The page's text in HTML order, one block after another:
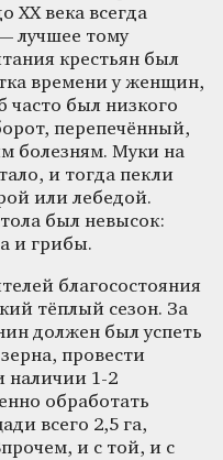
ХХ века всегда
лучшее тому
крестьян был
времени у женщин,
часто был низкого
перепечённый,
болезням. Муки на
и тогда пекли
или лебедой.
был невысок:
и грибы.
благосостояния
тёплый сезон. За
должен был успеть
провести
наличии 1-2
обработать
всего 2,5 га,
и с той, и с